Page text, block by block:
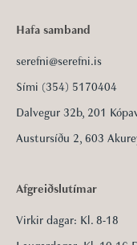
Hafa samband
serefni@serefni.is
Sími (354) 5170404
Dalvegur 32b, 201
Austursíðu 2, 603
Afgreiðslutímar
Virkir dagar: Kl. 8-18